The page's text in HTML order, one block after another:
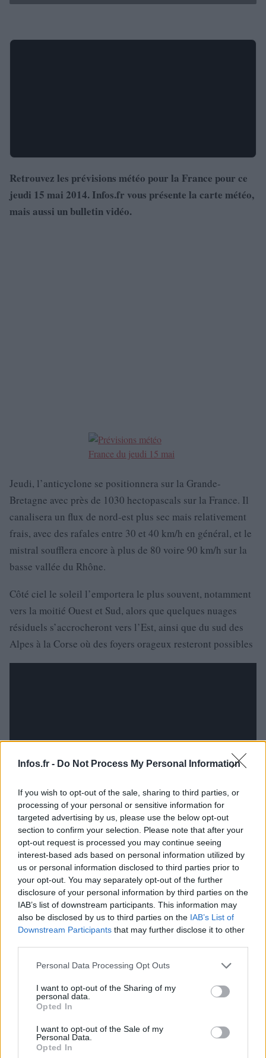
Infos.fr - Do Not Process My Personal Information
If you wish to opt-out of the sale, sharing to third parties, or
processing of your personal or sensitive information for
targeted advertising by us, please use the below opt-out
section to confirm your selection. Please note that after your
opt-out request is processed you may continue seeing
interest-based ads based on personal information utilized by
us or personal information disclosed to third parties prior to
your opt-out. You may separately opt-out of the further
disclosure of your personal information by third parties on the
IAB’s list of downstream participants. This information may
also be disclosed by us to third parties on the IAB’s List of
Downstream Participants that may further disclose it to other
Please note that this website/app uses one or more Google
not limited to your visit or usage behaviour. You may click to
grant or deny consent to Google and its third-party tags to
use your data for below specified purposes in below Google
consent section.
Personal Data Processing Opt Outs
I want to opt-out of the Sharing of my
personal data.
Opted In
I want to opt-out of the Sale of my
Personal Data.
Opted In
Retrouvez les prévisions météo pour la France pour ce
jeudi 15 mai 2014. Infos.fr vous présente la carte météo,
mais aussi un bulletin vidéo.
Jeudi, l’anticyclone se positionnera sur la Grande-
Bretagne avec près de 1030 hectopascals sur la France. Il
canalisera un flux de nord-est plus sec mais relativement
frais, avec des rafales entre 30 et 40 km/h en général, et le
mistral soufflera encore à plus de 80 voire 90 km/h sur la
basse vallée du Rhône.
Côté ciel le soleil l’emportera le plus souvent, notamment
vers la moitié Ouest et Sud, alors que quelques nuages
résiduels s’accrocheront vers l’Est, ainsi que du sud des
Alpes à la Corse où des foyers orageux resteront possibles